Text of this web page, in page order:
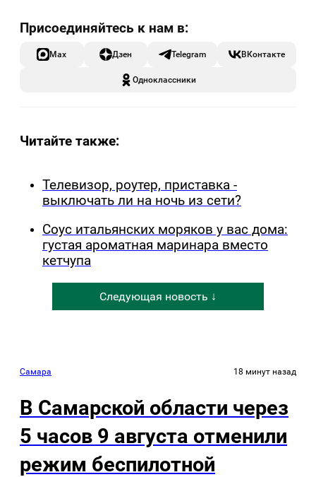
Max Дзен Telegram ВКонтакте
Одноклассники
Читайте также:
Телевизор, роутер, приставка -
выключать ли на ночь из сети?
Соус итальянских моряков у вас дома:
густая ароматная маринара вместо
кетчупа
Следующая новость ↓
Самара 18 минут назад
В Самарской области через
5 часов 9 августа отменили
режим беспилотной